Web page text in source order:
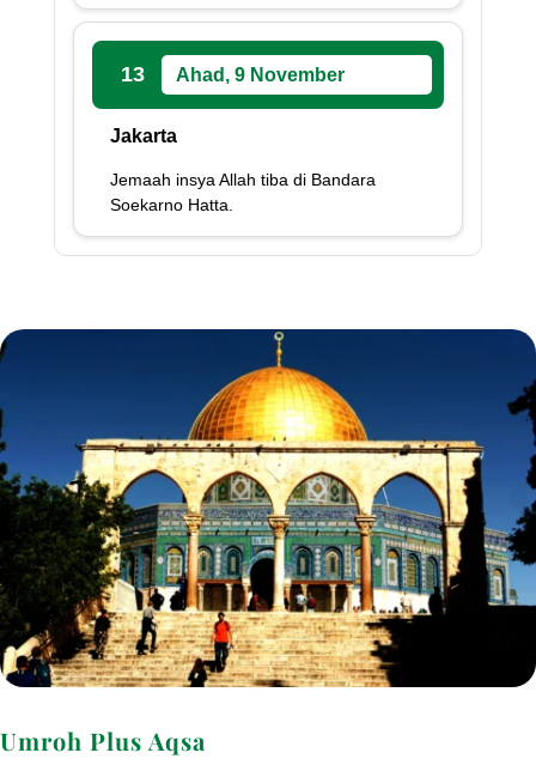
13 Ahad, 9 November
Jakarta
Jemaah insya Allah tiba di Bandara
Soekarno Hatta.
Umroh Plus Aqsa